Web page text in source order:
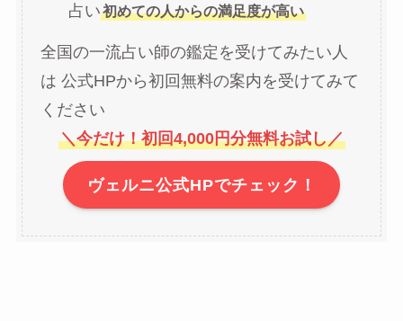
占い初めての人からの満足度が高い
全国の一流占い師の鑑定を受けてみたい人
は 公式HPから初回無料の案内を受けてみて
ください
＼今だけ！初回4,000円分無料お試し／
ヴェルニ公式HPでチェック！